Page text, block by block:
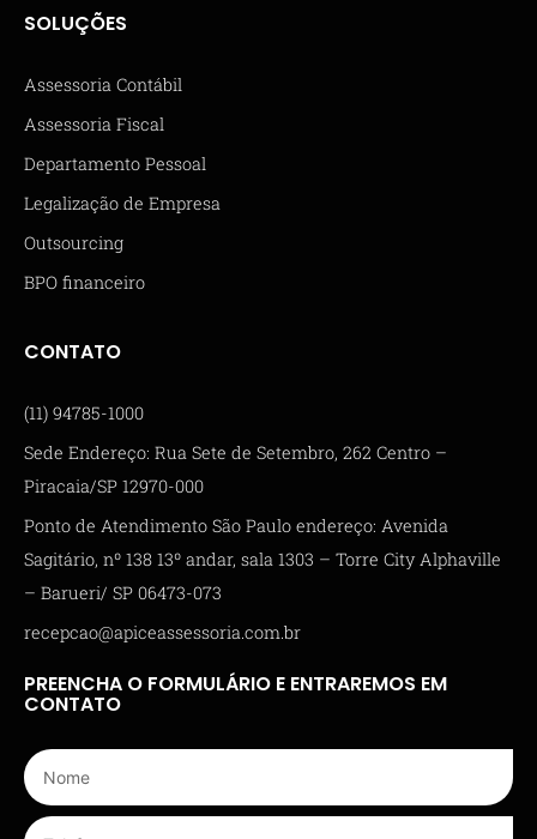
SOLUÇÕES
Assessoria Contábil
Assessoria Fiscal
Departamento Pessoal
Legalização de Empresa
Outsourcing
BPO financeiro
CONTATO
(11) 94785-1000
Sede Endereço: Rua Sete de Setembro, 262 Centro –
Piracaia/SP 12970-000
Ponto de Atendimento São Paulo endereço: Avenida
Sagitário, nº 138 13º andar, sala 1303 – Torre City Alphaville
– Barueri/ SP 06473-073
recepcao@apiceassessoria.com.br
PREENCHA O FORMULÁRIO E ENTRAREMOS EM
CONTATO